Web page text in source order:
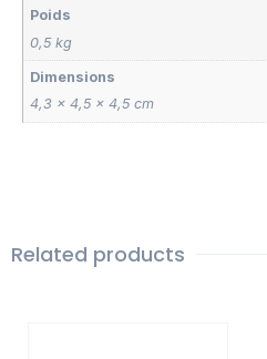
Poids
0,5 kg
Dimensions
4,3 × 4,5 × 4,5 cm
Related products